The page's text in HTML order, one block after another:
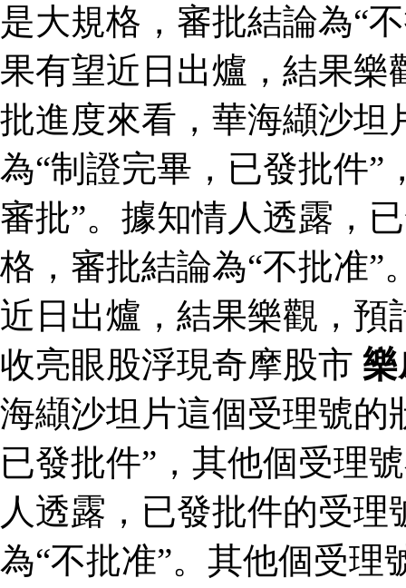
是大規格，審批結論為“
果有望近日出爐，結果樂
批進度來看，華海纈沙坦
為“制證完畢，已發批件”
審批”。據知情人透露，
格，審批結論為“不批准”
近日出爐，結果樂觀，預
收亮眼股浮現奇摩股市
海纈沙坦片這個受理號的
已發批件”，其他個受理
人透露，已發批件的受
為“不批准”。其他個受理